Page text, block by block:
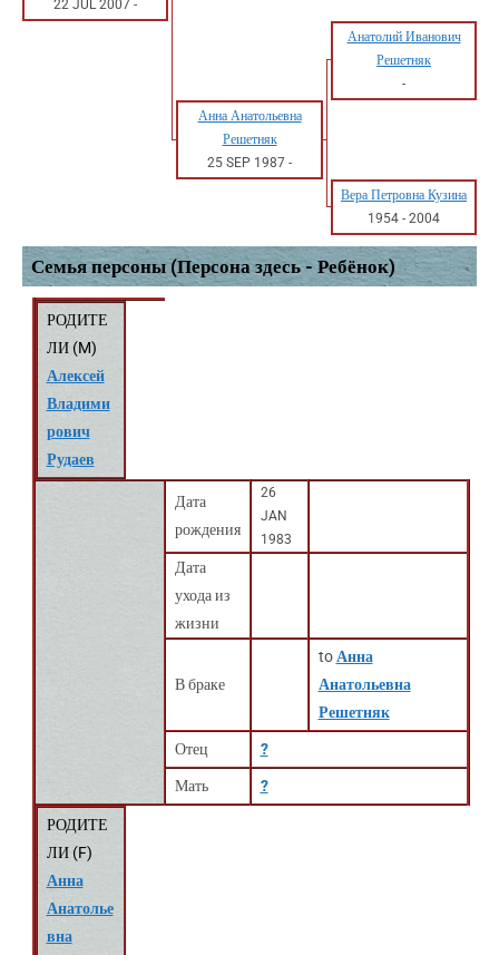
22 JUL 2007 -
Анатолий Иванович
Решетняк
-
Анна Анатольевна
Решетняк
25 SEP 1987 -
Вера Петровна Кузина
1954 - 2004
Семья персоны (Персона здесь - Ребёнок)
РОДИТЕ
ЛИ (M)
Алексей
Владими
рович
Рудаев
Дата
рождения
26
JAN
1983
Дата
ухода из
жизни
В браке
to Анна
Анатольевна
Решетняк
Отец ?
Мать ?
РОДИТЕ
ЛИ (F)
Анна
Анатолье
вна